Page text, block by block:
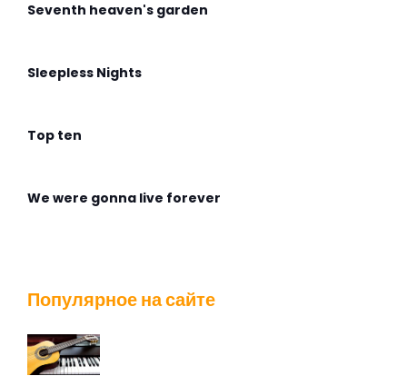
Seventh heaven's garden
Sleepless Nights
Top ten
We were gonna live forever
Популярное на сайте